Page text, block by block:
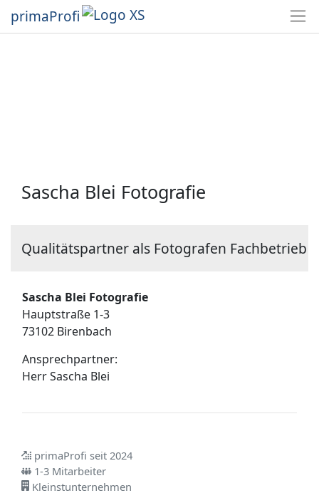
primaProfi
Sascha Blei Fotografie
Qualitätspartner als Fotografen Fachbetrieb
Sascha Blei Fotografie
Hauptstraße 1-3
73102 Birenbach
Ansprechpartner:
HerrSascha Blei
primaProfi seit 2024
1-3 Mitarbeiter
Kleinstunternehmen